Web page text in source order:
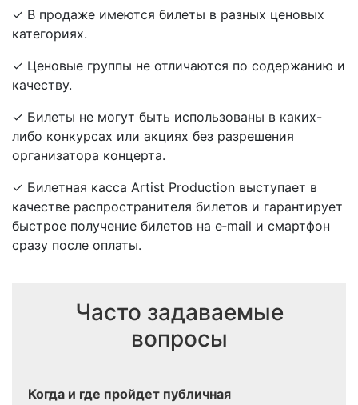
✓ В продаже имеются билеты в разных ценовых
категориях.
✓ Ценовые группы не отличаются по содержанию и
качеству.
✓ Билеты не могут быть использованы в каких-
либо конкурсах или акциях без разрешения
организатора концерта.
✓ Билетная касса Artist Production выступает в
качестве распространителя билетов и гарантирует
быстрое получение билетов на e‑mail и смартфон
сразу после оплаты.
Часто задаваемые
вопросы
Когда и где пройдет публичная